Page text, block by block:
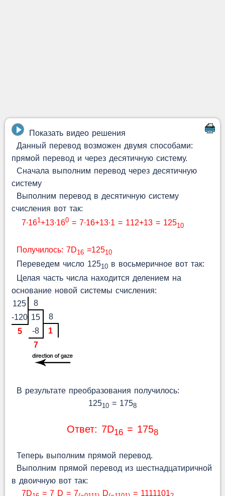
Показать видео решения
Данный перевод возможен двумя способами:
прямой перевод и через десятичную систему.
Сначала выполним перевод через десятичную
систему
Выполним перевод в десятичную систему
счисления вот так:
7∙161+13∙160= 7∙16+13∙1 = 112+13 = 12510
Получилось: 7D16=12510
Переведем число 12510в восьмеричное вот так:
Целая часть числа находится делением на
основание новой системы счисления:
125
8
-120 15
8
5
-8
1
7
В результате преобразования получилось:
12510 = 1758
Ответ: 7D16 = 1758
Теперь выполним прямой перевод.
Выполним прямой перевод из шестнадцатиричной
в двоичную вот так:
7D
= 7 D = 7 D = 1111101